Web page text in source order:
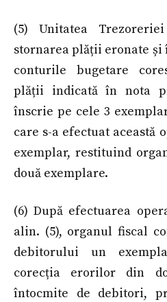
(5) Unitatea
stornarea plății eronate
conturile bugetare
plății indicată în nota
înscrie pe cele 3
care s-a efectuat această
exemplar, restituind
două exemplare.
(6) După efectuarea
alin. (5), organul fiscal
debitorului un
corecția erorilor din
întocmite de debitori,